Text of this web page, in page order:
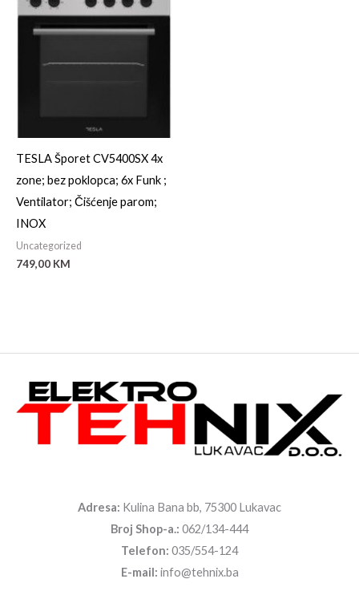
TESLA Šporet CV5400SX 4x
zone; bez poklopca; 6x Funk ;
Ventilator; Čišćenje parom;
INOX
Uncategorized
749,00 KM
Adresa: Kulina Bana bb, 75300 Lukavac
Broj Shop-a.: 062/134-444
Telefon: 035/554-124
E-mail: info@tehnix.ba